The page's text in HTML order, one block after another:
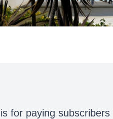
for paying subscribers